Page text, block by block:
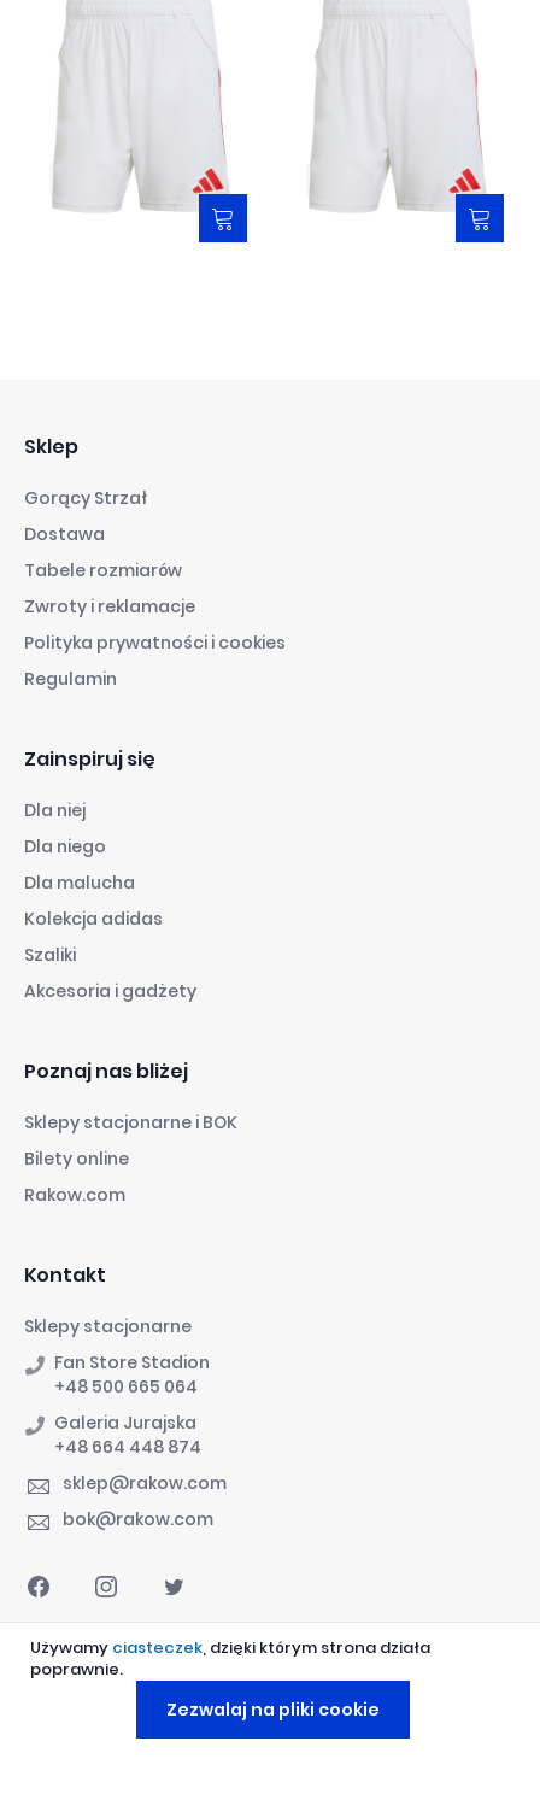
Używamy ciasteczek, dzięki którym strona działa
poprawnie.
Zezwalaj na pliki cookie
meczowe wyjazdowe
99,00 zł 159,00 zł
Spodenki meczowe adidas
wyjazdowe 2025/2026
119,00 zł 199,00 zł
Sklep
Gorący Strzał
Dostawa
Tabele rozmiarów
Zwroty i reklamacje
Polityka prywatności i cookies
Regulamin
Zainspiruj się
Dla niej
Dla niego
Dla malucha
Kolekcja adidas
Szaliki
Akcesoria i gadżety
Poznaj nas bliżej
Sklepy stacjonarne i BOK
Bilety online
Rakow.com
Kontakt
Sklepy stacjonarne
Fan Store Stadion
+48 500 665 064
Galeria Jurajska
+48 664 448 874
sklep@rakow.com
bok@rakow.com
Raków Częstochowa © 1921-2026